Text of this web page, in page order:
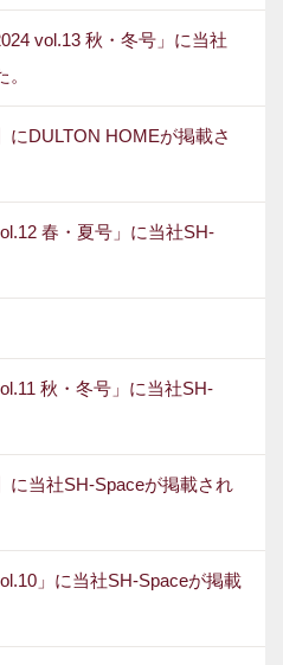
vol.13 秋・冬号」に当社
にDULTON HOMEが掲載さ
春・夏号」に当社SH-
秋・冬号」に当社SH-
に当社SH-Spaceが掲載され
」に当社SH-Spaceが掲載